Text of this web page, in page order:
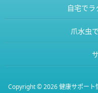
自宅で
爪水虫
Copyright © 2026健康サポート